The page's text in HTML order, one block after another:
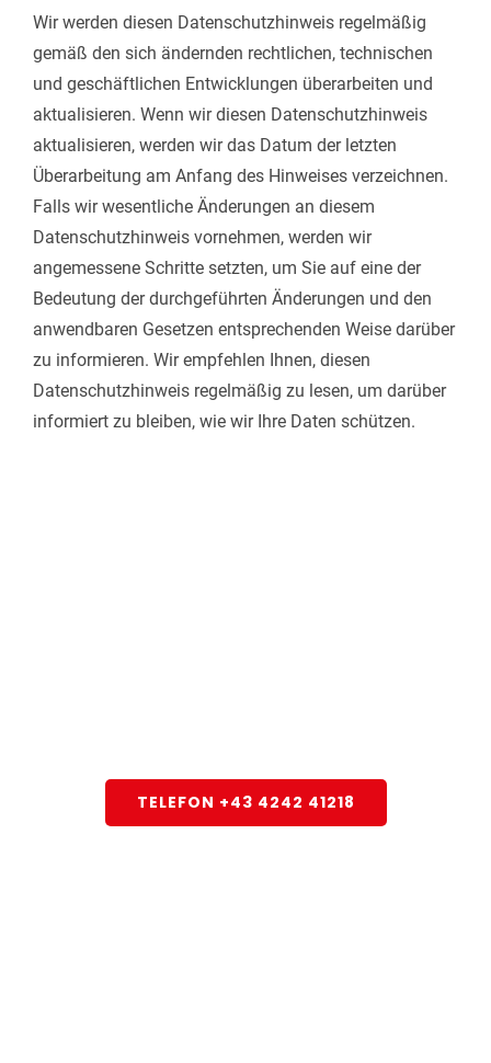
Wir werden diesen Datenschutzhinweis regelmäßig
gemäß den sich ändernden rechtlichen, technischen
und geschäftlichen Entwicklungen überarbeiten und
aktualisieren. Wenn wir diesen Datenschutzhinweis
aktualisieren, werden wir das Datum der letzten
Überarbeitung am Anfang des Hinweises verzeichnen.
Falls wir wesentliche Änderungen an diesem
Datenschutzhinweis vornehmen, werden wir
angemessene Schritte setzten, um Sie auf eine der
Bedeutung der durchgeführten Änderungen und den
anwendbaren Gesetzen entsprechenden Weise darüber
zu informieren. Wir empfehlen Ihnen, diesen
Datenschutzhinweis regelmäßig zu lesen, um darüber
informiert zu bleiben, wie wir Ihre Daten schützen.
TELEFON +43 4242 41218